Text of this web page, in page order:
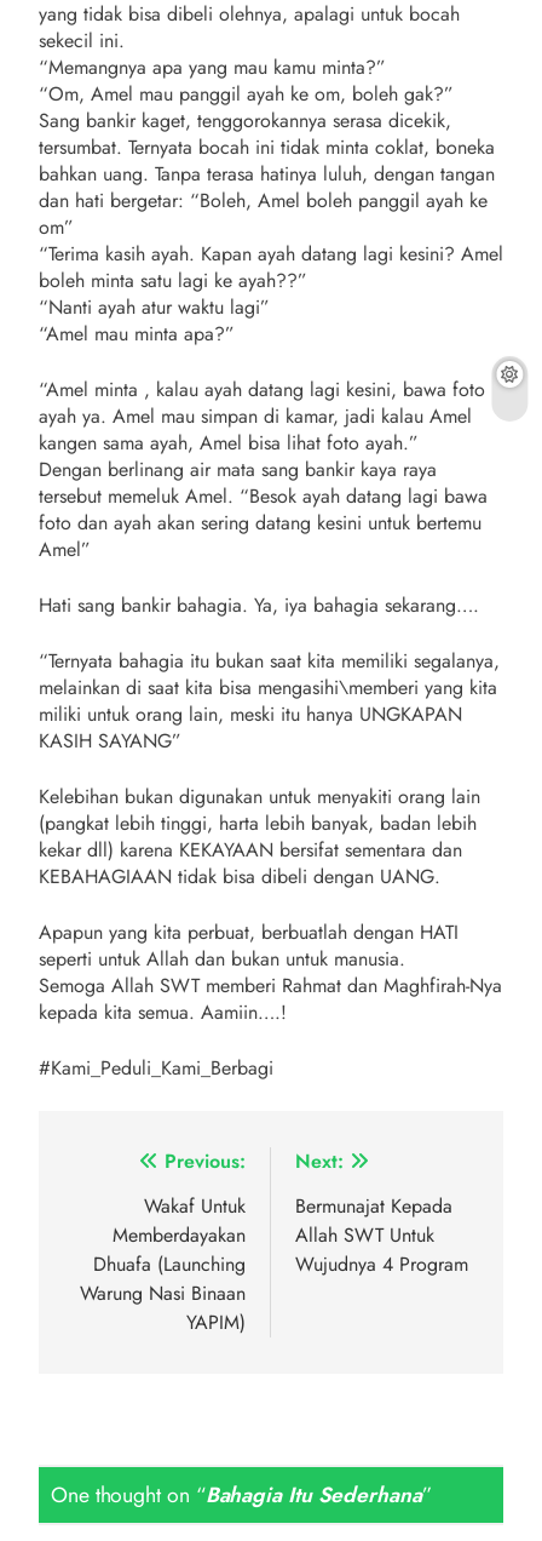
yang tidak bisa dibeli olehnya, apalagi untuk bocah
sekecil ini.
“Memangnya apa yang mau kamu minta?”
“Om, Amel mau panggil ayah ke om, boleh gak?”
Sang bankir kaget, tenggorokannya serasa dicekik,
tersumbat. Ternyata bocah ini tidak minta coklat, boneka
bahkan uang. Tanpa terasa hatinya luluh, dengan tangan
dan hati bergetar: “Boleh, Amel boleh panggil ayah ke
om”
“Terima kasih ayah. Kapan ayah datang lagi kesini? Amel
boleh minta satu lagi ke ayah??”
“Nanti ayah atur waktu lagi”
“Amel mau minta apa?”
“Amel minta , kalau ayah datang lagi kesini, bawa foto
ayah ya. Amel mau simpan di kamar, jadi kalau Amel
kangen sama ayah, Amel bisa lihat foto ayah.”
Dengan berlinang air mata sang bankir kaya raya
tersebut memeluk Amel. “Besok ayah datang lagi bawa
foto dan ayah akan sering datang kesini untuk bertemu
Amel”
Hati sang bankir bahagia. Ya, iya bahagia sekarang….
“Ternyata bahagia itu bukan saat kita memiliki segalanya,
melainkan di saat kita bisa mengasihi\memberi yang kita
miliki untuk orang lain, meski itu hanya UNGKAPAN
KASIH SAYANG”
Kelebihan bukan digunakan untuk menyakiti orang lain
(pangkat lebih tinggi, harta lebih banyak, badan lebih
kekar dll) karena KEKAYAAN bersifat sementara dan
KEBAHAGIAAN tidak bisa dibeli dengan UANG.
Apapun yang kita perbuat, berbuatlah dengan HATI
seperti untuk Allah dan bukan untuk manusia.
Semoga Allah SWT memberi Rahmat dan Maghfirah-Nya
kepada kita semua. Aamiin….!
#Kami_Peduli_Kami_Berbagi
NavigasiPrevious:
Wakaf Untuk
Memberdayakan
Dhuafa (Launching
Warung Nasi Binaan
YAPIM)
Next:
Bermunajat Kepada
Allah SWT Untuk
Wujudnya 4 Program
One thought on “Bahagia Itu Sederhana”